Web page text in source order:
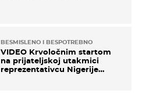
BESMISLENO I BESPOTREBNO
VIDEO Krvoločnim startom
na prijateljskoj utakmici
reprezentativcu Nigerije